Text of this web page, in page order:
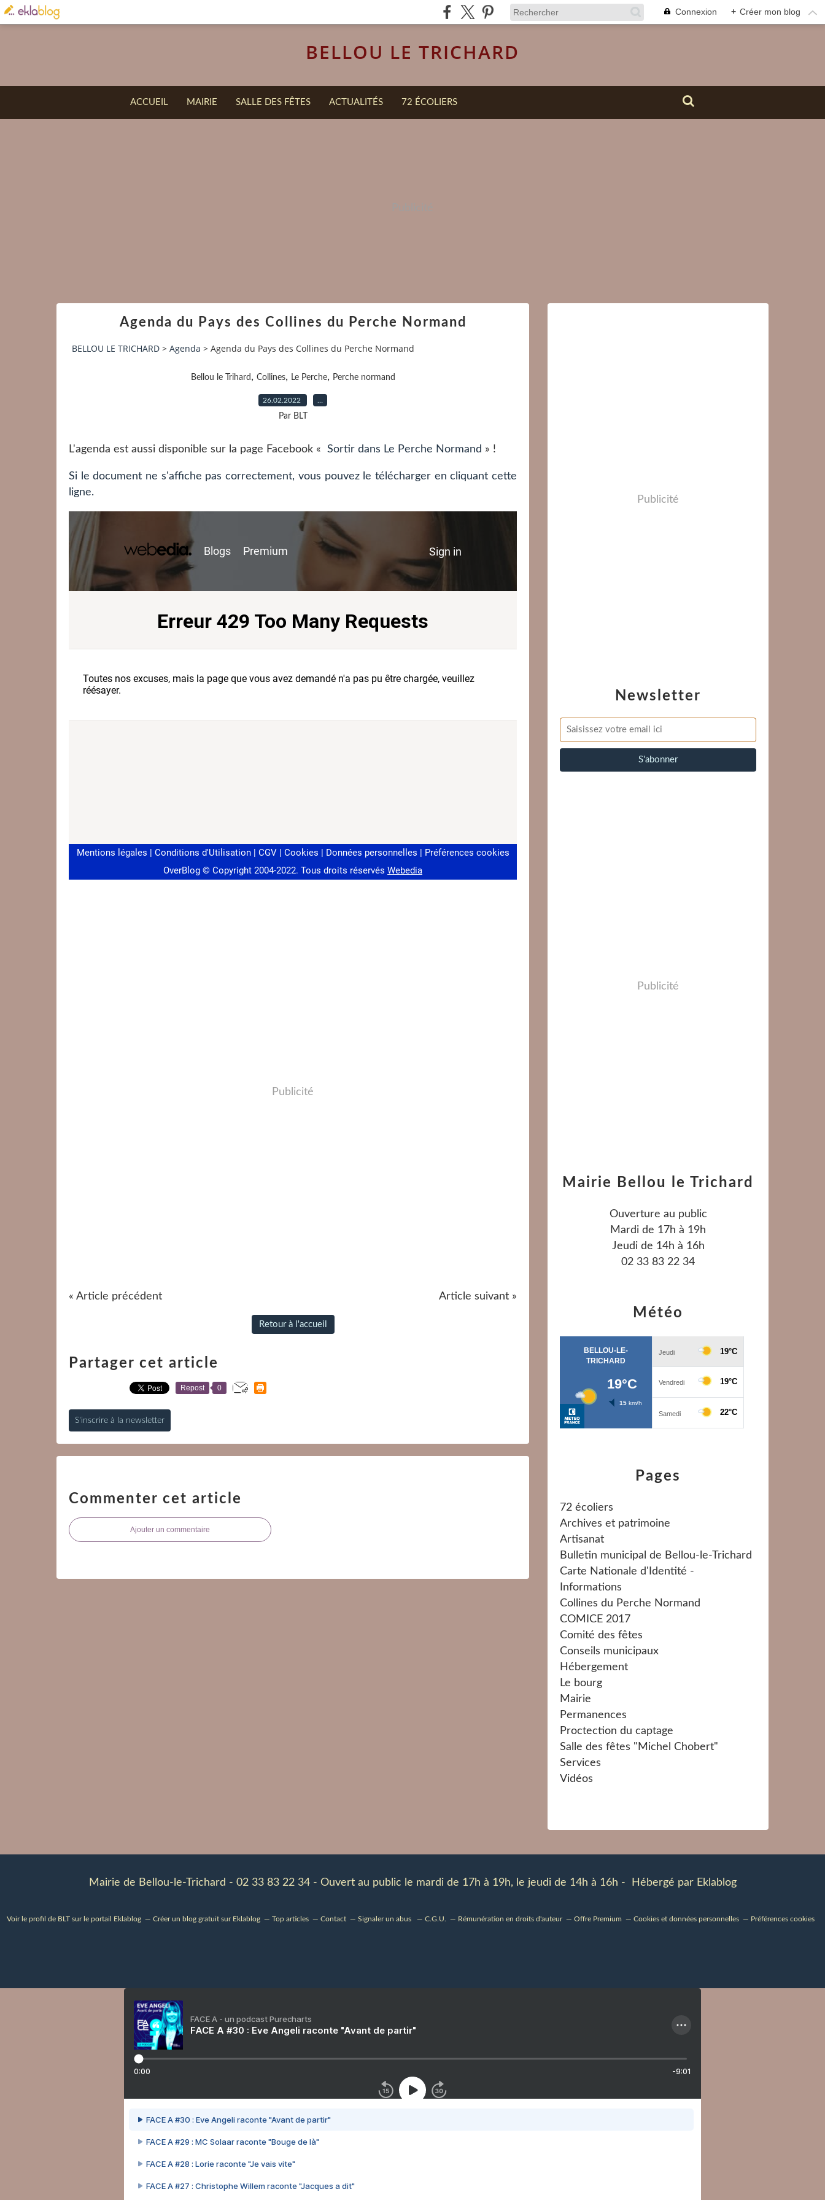
Connexion + Créer mon blog
BELLOU LE TRICHARD
ACCUEIL MAIRIE SALLE DES FÊTES ACTUALITÉS 72 ÉCOLIERS
Agenda du Pays des Collines du Perche Normand
BELLOU LE TRICHARD > Agenda > Agenda du Pays des Collines du Perche Normand
Bellou le Trihard , Collines, Le Perche, Perche normand
26.02.2022
Par BLT
L'agenda est aussi disponible sur la page Facebook « Sortir dans Le Perche Normand » !
Si le document ne s'affiche pas correctement, vous pouvez le télécharger en cliquant cette
ligne.
Publicité
« Article précédent Article suivant »
Retour à l'accueil
Partager cet article
Repost 0
S'inscrire à la newsletter
Commenter cet article
Ajouter un commentaire
Newsletter
Publicité
Pages
72 écoliers
Archives et patrimoine
Artisanat
Bulletin municipal de Bellou-le-Trichard
Carte Nationale d'Identité -
Informations
Collines du Perche Normand
COMICE 2017
Comité des fêtes
Conseils municipaux
Hébergement
Le bourg
Mairie
Permanences
Proctection du captage
Salle des fêtes "Michel Chobert"
Services
Vidéos
Mairie Bellou le Trichard
Ouverture au public
Mardi de 17h à 19h
Jeudi de 14h à 16h
02 33 83 22 34
Météo
Publicité
Mairie de Bellou-le-Trichard - 02 33 83 22 34 - Ouvert au public le mardi de 17h à 19h, le jeudi de 14h à 16h - Hébergé par Eklablog
Voir le profil de BLT sur le portail Eklablog Créer un blog gratuit sur Eklablog Top articles Contact Signaler un abus C.G.U. Rémunération en droits d'auteur Offre Premium Cookies et données personnelles Préférences cookies
FACE A - un podcast Purecharts
FACE A #30 : Eve Angeli raconte "Avant de partir"
0:00 -9:01
FACE A #30 : Eve Angeli raconte "Avant de partir"
FACE A #29 : MC Solaar raconte "Bouge de là"
FACE A #28 : Lorie raconte "Je vais vite"
FACE A #27 : Christophe Willem raconte "Jacques a dit"